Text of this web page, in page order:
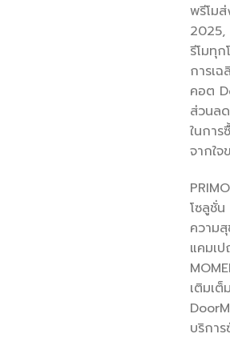
พรีโม
2025,
รีโมทุ
การเ
คอต
ส่วนล
ในกา
จากใจ
โซลูชั่
ความ
แคมเ
เติมเ
บริกา